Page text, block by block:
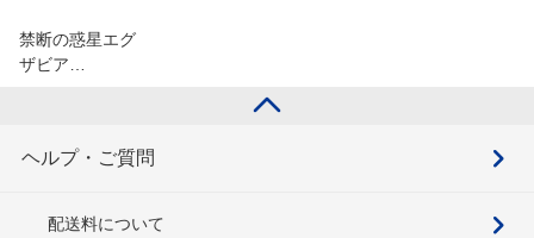
禁断の惑星エグ
ザビア…
ヘルプ・ご質問
配送料について